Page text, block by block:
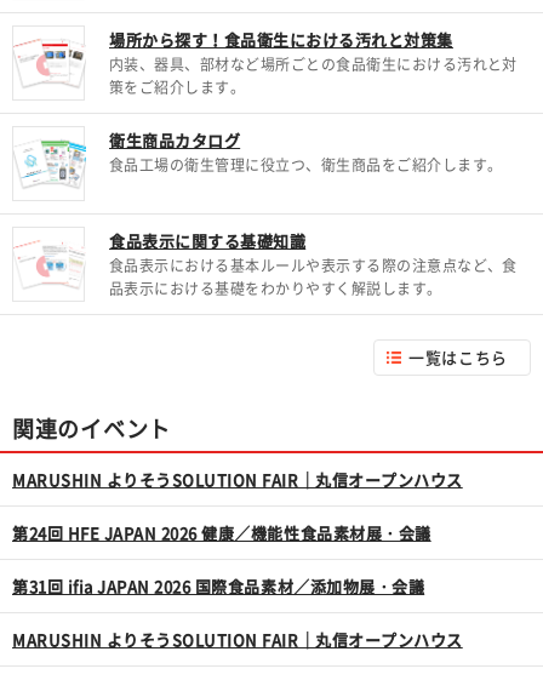
場所から探す！食品衛生における汚れと対策集
内装、器具、部材など場所ごとの食品衛生における汚れと対
策をご紹介します。
衛生商品カタログ
食品工場の衛生管理に役立つ、衛生商品をご紹介します。
食品表示に関する基礎知識
食品表示における基本ルールや表示する際の注意点など、食
品表示における基礎をわかりやすく解説します。
一覧はこちら
関連のイベント
MARUSHIN よりそうSOLUTION FAIR｜丸信オープンハウス
第24回 HFE JAPAN 2026 健康／機能性食品素材展・会議
第31回 ifia JAPAN 2026 国際食品素材／添加物展・会議
MARUSHIN よりそうSOLUTION FAIR｜丸信オープンハウス